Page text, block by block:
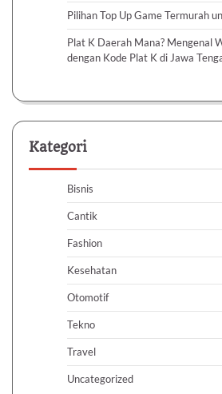
Pilihan Top Up Game Termurah
Plat K Daerah Mana? Mengenal
dengan Kode Plat K di Jawa
Kategori
Bisnis
Cantik
Fashion
Kesehatan
Otomotif
Tekno
Travel
Uncategorized